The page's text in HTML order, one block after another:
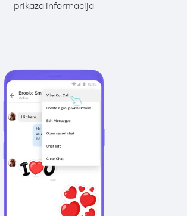
prikaza informacija